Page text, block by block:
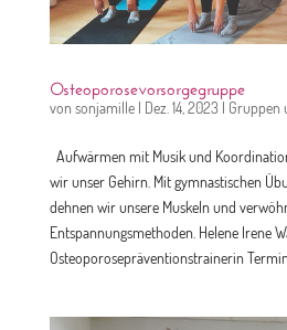
Osteoporosevorsorgegruppe
von sonjamille| Dez. 14, 2023| Gruppen
Aufwärmen mit Musik und
wir unser Gehirn. Mit gymnastischen
dehnen wir unsere Muskeln und
Entspannungsmethoden. Helene Irene
Osteoporosepräventionstrainerin